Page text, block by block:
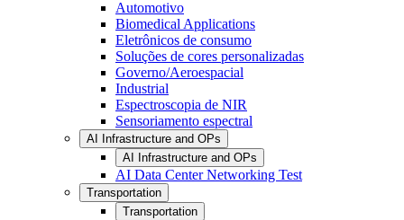
Automotivo
Biomedical Applications
Eletrônicos de consumo
Soluções de cores personalizadas
Governo/Aeroespacial
Industrial
Espectroscopia de NIR
Sensoriamento espectral
AI Infrastructure and OPs
AI Infrastructure and OPs
AI Data Center Networking Test
Transportation
Transportation